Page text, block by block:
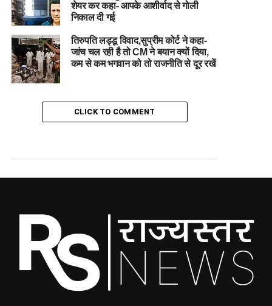
शेयर कर कहा- आपके आशीर्वाद से गोली
निकाल दी गई
तिरुपति लड्डू विवाद,सुप्रीम कोर्ट ने कहा-
जांच चल रही है तो CM ने बयान क्यों दिया,
कम से कम भगवान को तो राजनीति से दूर रखें
CLICK TO COMMENT